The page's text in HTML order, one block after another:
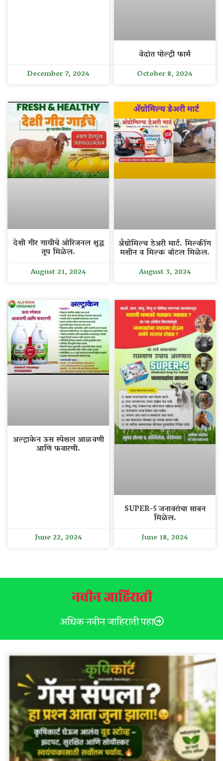
December 7, 2024
वेदांत पोल्ट्री फार्म
October 8, 2024
देशी गीर गायीचे ओरिजनल शुद्ध
तूप मिळेल.
August 21, 2024
अँग्रोमिल्च डेअरी मार्ट. मिल्कींग
मशीन व मिल्क बॉटल मिळेल.
August 3, 2024
अल्ट्राकेन ऊस स्पेशल आळवणी
आणि फवारणी.
June 22, 2024
SUPER-5 जनावरांचा साबन
मिळेल.
June 18, 2024
नवीन जाहिराती
अधिक नवीन जाहिराती पहा